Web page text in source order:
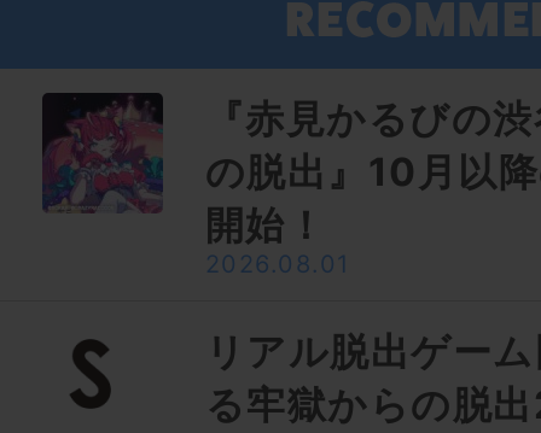
『赤見かるびの
の脱出』10月以
開始！
2026.08.01
リアル脱出ゲー
る牢獄からの脱